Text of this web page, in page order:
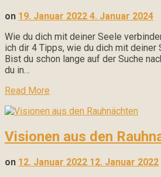
on 19. Januar 2022 4. Januar 2024
Wie du dich mit deiner Seele
ich dir 4 Tipps, wie du dich mit deiner
Bist du schon lange auf der Suche
du in…
Read More
Visionen aus den
on 12. Januar 2022 12. Januar 2022